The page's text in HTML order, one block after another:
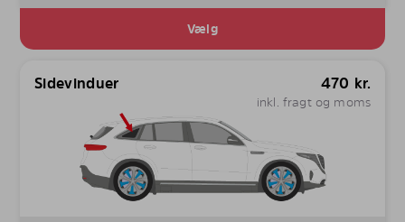
Vælg
Sidevinduer 470 kr.
inkl. fragt og moms